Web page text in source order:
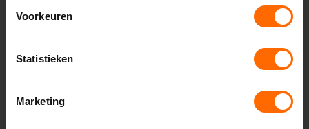
Voorkeuren
Statistieken
Marketing
fabriek
fabrieken in Heerenveen en Meppel, wat zorgt voor scherpe
samen met onze online configurator en vanaf vijf